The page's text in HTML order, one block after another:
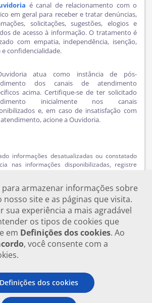
é canal de relacionamento com o
em geral para receber e tratar denúncias,
solicitações, sugestões, elogios e
de acesso à informação. O tratamento é
com empatia, independência, isenção,
e confidencialidade.
atua como instância de pós-
dos canais de atendimento
acima. Certifique-se de ter solicitado
inicialmente nos canais
e, em caso de insatisfação com
acione a Ouvidoria.
informações desatualizadas ou constatado
nas informações disponibilizadas, registre
para armazenar informações sobre
nosso site e as páginas que visita.
sua experiência a mais agradável
os tipos de cookies que
em Definições dos cookies. Ao
, você consente com a
Definições dos cookies